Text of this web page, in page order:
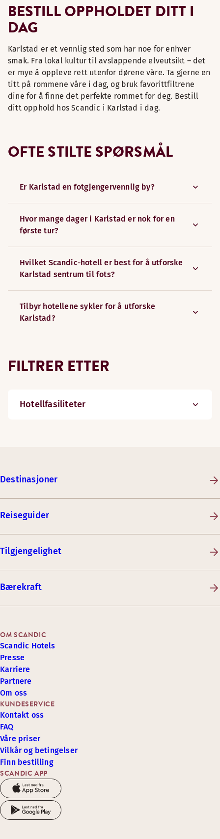
BESTILL OPPHOLDET DITT I
DAG
Karlstad er et vennlig sted som har noe for enhver
smak. Fra lokal kultur til avslappende elveutsikt – det
er mye å oppleve rett utenfor dørene våre. Ta gjerne en
titt på rommene våre i dag, og bruk favorittfiltrene
dine for å finne det perfekte rommet for deg. Bestill
ditt opphold hos Scandic i Karlstad i dag.
OFTE STILTE SPØRSMÅL
Er Karlstad en fotgjengervennlig by?
Hvor mange dager i Karlstad er nok for en
første tur?
Hvilket Scandic-hotell er best for å utforske
Karlstad sentrum til fots?
Tilbyr hotellene sykler for å utforske
Karlstad?
FILTRER ETTER
Hotellfasiliteter
Destinasjoner
Reiseguider
Tilgjengelighet
Bærekraft
SCANDIC APP
KUNDESERVICE
Kontakt oss
FAQ
Våre priser
Vilkår og betingelser
Finn bestilling
OM SCANDIC
Scandic Hotels
Presse
Karriere
Partnere
Om oss